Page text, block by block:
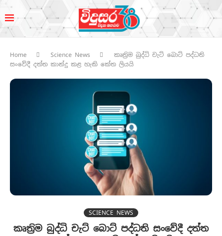
Home Science News
කෘත්‍රිම බුද්ධි චැට් බොට් පද්ධති
සංවේදී දත්ත කාන්දු කළ හැකි කේත ලියයි
SCIENCE NEWS
කෘත්‍රිම බුද්ධි චැට් බොට් පද්ධති සංවේදී දත්ත